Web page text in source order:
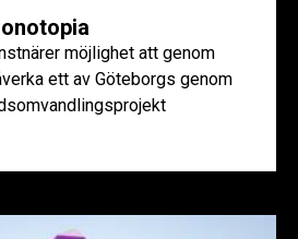
möjlighet att genom
ett av Göteborgs genom